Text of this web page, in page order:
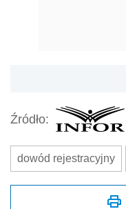
Źródło:
dowód rejestracyjny